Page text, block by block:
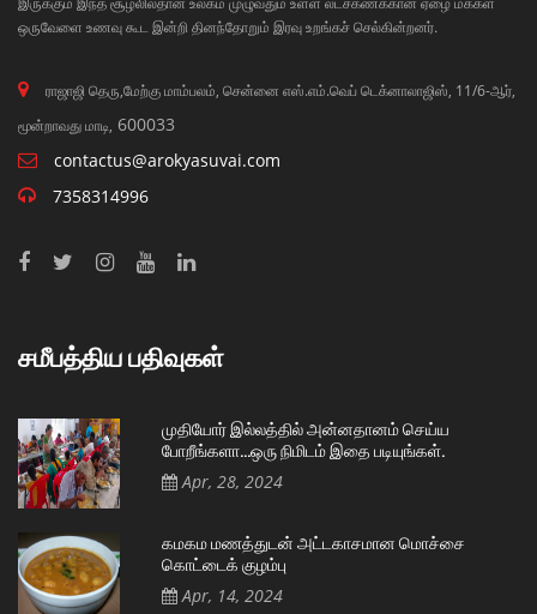
ஒருவேளை உணவு கூட இன்றி தினந்தோறும் இரவு உறங்கச் செல்கின்றனர்.
ராஜாஜி தெரு,மேற்கு மாம்பலம், சென்னை எஸ்.எம்.வெப் டெக்னாலாஜிஸ், 11/6-ஆர்,
மூன்றாவது மாடி, 600033
contactus@arokyasuvai.com
7358314996
சமீபத்திய பதிவுகள்
முதியோர் இல்லத்தில் அன்னதானம் செய்ய
போறீங்களா…ஒரு நிமிடம் இதை படியுங்கள்.
Apr, 28, 2024
கமகம மணத்துடன் அட்டகாசமான மொச்சை
கொட்டைக் குழம்பு
Apr, 14, 2024